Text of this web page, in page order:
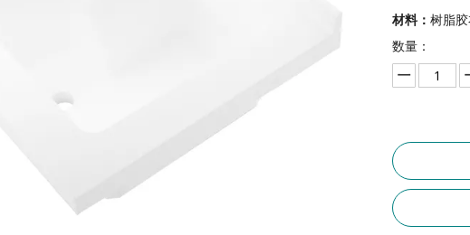
材料：树脂
数量：